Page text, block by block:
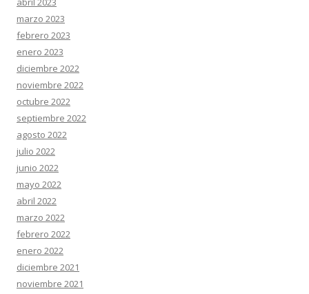
marzo 2023
febrero 2023
enero 2023
diciembre 2022
noviembre 2022
octubre 2022
septiembre 2022
agosto 2022
julio 2022
junio 2022
mayo 2022
abril 2022
marzo 2022
febrero 2022
enero 2022
diciembre 2021
noviembre 2021